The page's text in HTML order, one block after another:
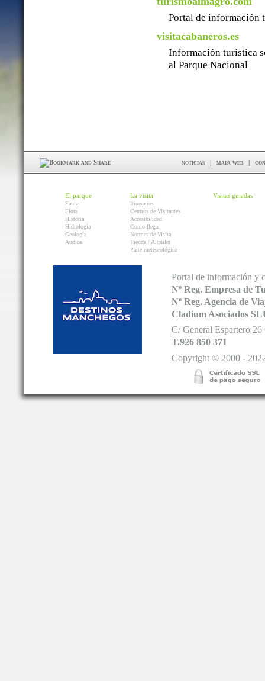
Portal de información
visitacabaneros.es
Información turística
al Parque Nacional
noticias | mapa web |
El parque
Fauna
Flora
Historia
Hidrología
Geología
Audios
La visita
Itinerarios
Centros de Visitantes
Accesibilidad
Como llegar
Normas de Visita
Tienda / Alquiler
Parte meteorológico
Visitas guiadas
Portal de información y
Nº Reg. Empresa de
Nº Reg. Agencia de
Cladium Asociados
C/ General Espartero
T.926 850 371
Copyright © 2000 -